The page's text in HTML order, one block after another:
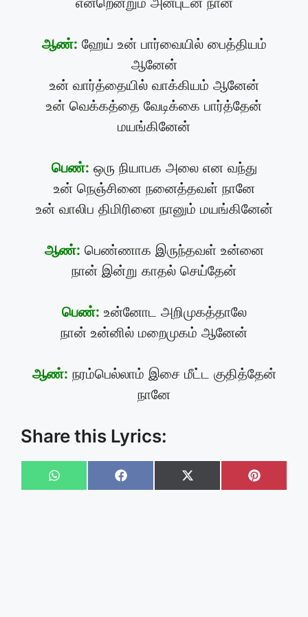
ஆண்: ஹேய் உன் பார்வையில் பைத்தியம்
ஆனேன்
உன் வார்த்தையில் வாக்கியம் ஆனேன்
உன் வெக்கத்தை வேடிக்கை பார்த்தேன்
மயங்கினேன்
பெண்: ஒரு நியாபக அலை என வந்து
உன் நெஞ்சினை நனைத்தவள் நானே
உன் வாலிப திமிரினை நானும் மயங்கினேன்
ஆண்: பெண்ணாக இருந்தவள் உன்னை
நான் இன்று காதல் செய்தேன்
பெண்: உன்னோட அறிமுகத்தாலே
நான் உன்னில் மறைமுகம் ஆனேன்
ஆண்: நரம்பெல்லாம் இசை மீட்ட குதித்தேன்
நானே
Share this Lyrics:
Share
on
Share
on
Share
on
Share
on